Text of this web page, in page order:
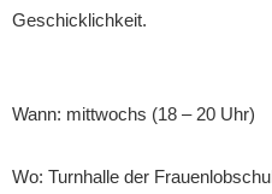
Geschicklichkeit.
Wann: mittwochs (18 – 20 Uhr)
Wo: Turnhalle der